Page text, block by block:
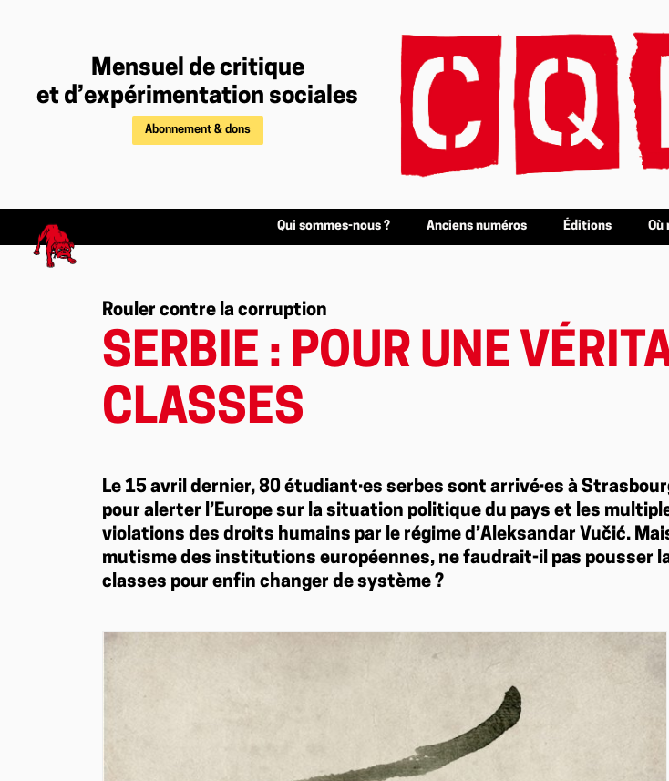
Mensuel de critique
et d’expérimentation sociales
Abonnement & dons
Qui sommes-nous ? Anciens numéros Éditions Où
Rouler contre la corruption
SERBIE : POUR UNE
CLASSES
Le 15 avril dernier, 80 étudiant·es serbes sont arrivé·es à
pour alerter l’Europe sur la situation politique du pays et les
violations des droits humains par le régime d’Aleksandar Vučić.
mutisme des institutions européennes, ne faudrait-il pas pousser
classes pour enfin changer de système ?